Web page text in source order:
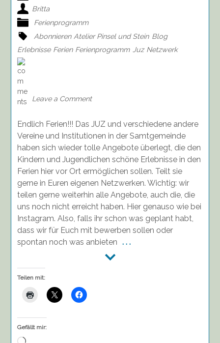
Britta
Ferienprogramm
Abonnieren Atelier Pinsel und Stein Blog
Erlebnisse Ferien Ferienprogramm Juz Netzwerk
Leave a Comment
Endlich Ferien!!! Das JUZ und verschiedene andere
Vereine und Institutionen in der Samtgemeinde
haben sich wieder tolle Angebote überlegt, die den
Kindern und Jugendlichen schöne Erlebnisse in den
Ferien hier vor Ort ermöglichen sollen. Teilt sie
gerne in Euren eigenen Netzwerken. Wichtig: wir
teilen gerne weiterhin alle Angebote, auch die, die
uns noch nicht erreicht haben. Hier genauso wie bei
Instagram. Also, falls ihr schon was geplant habt,
dass wir für Euch mit bewerben sollen oder
spontan noch was anbieten . . .
Teilen mit:
Gefällt mir: